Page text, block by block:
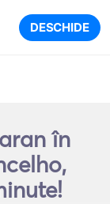
DESCHIDE
în